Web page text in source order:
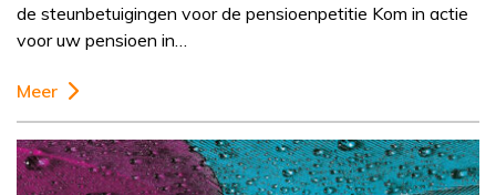
de steunbetuigingen voor de pensioenpetitie Kom in actie
voor uw pensioen in…
Meer